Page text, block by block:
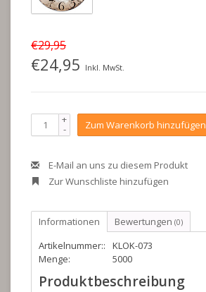
€29,95
€24,95 Inkl. MwSt.
+
- Zum Warenkorb hinzufügen
E-Mail an uns zu diesem Produkt
Zur Wunschliste hinzufügen
Informationen Bewertungen (0)
Artikelnummer::
KLOK-073
Menge:
5000
Produktbeschreibung